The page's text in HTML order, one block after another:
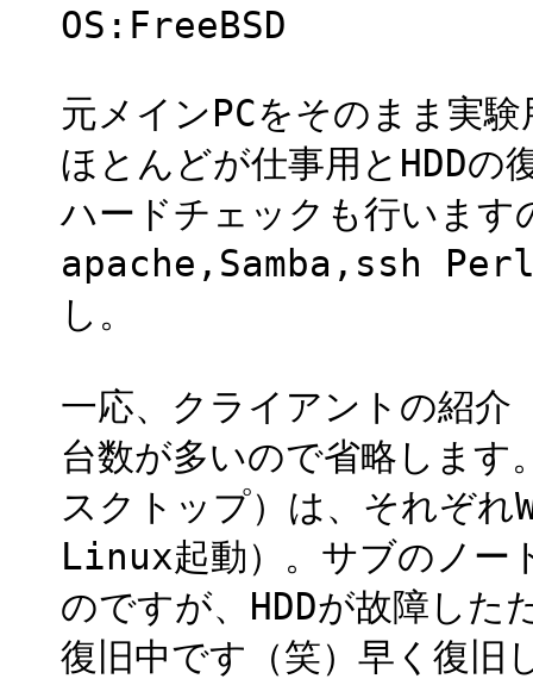
OS:FreeBSD
元メインPCをそのまま実
ほとんどが仕事用とHDDの
ハードチェックも行いま
apache,Samba,ssh Perl
し。
一応、クライアントの紹介
台数が多いので省略します
スクトップ）は、それぞれ
Linux起動）。サブのノー
のですが、HDDが故障し
復旧中です（笑）早く復旧